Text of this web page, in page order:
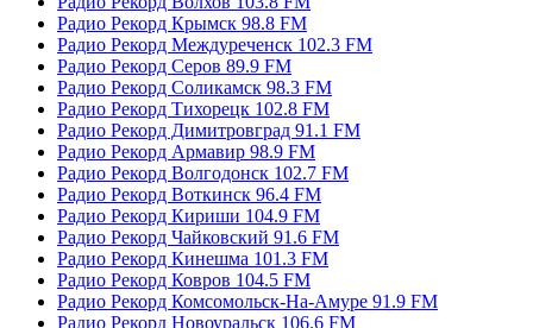
Радио Рекорд Крымск 98.8 FM
Радио Рекорд Междуреченск 102.3 FM
Радио Рекорд Серов 89.9 FM
Радио Рекорд Соликамск 98.3 FM
Радио Рекорд Тихорецк 102.8 FM
Радио Рекорд Димитровград 91.1 FM
Радио Рекорд Армавир 98.9 FM
Радио Рекорд Волгодонск 102.7 FM
Радио Рекорд Воткинск 96.4 FM
Радио Рекорд Кириши 104.9 FM
Радио Рекорд Чайковский 91.6 FM
Радио Рекорд Кинешма 101.3 FM
Радио Рекорд Ковров 104.5 FM
Радио Рекорд Комсомольск-На-Амуре 91.9 FM
Радио Рекорд Новоуральск 106.6 FM